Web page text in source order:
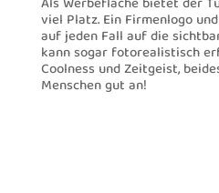
Als Werbefläche bietet der
viel Platz. Ein Firmenlogo
auf jeden Fall auf die
kann sogar fotorealistisch
Coolness und Zeitgeist,
Menschen gut an!